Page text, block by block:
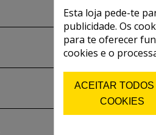
Esta loja pede-te
publicidade. Os
para te oferecer
cookies e o
ACEITAR TODOS
COOKIES